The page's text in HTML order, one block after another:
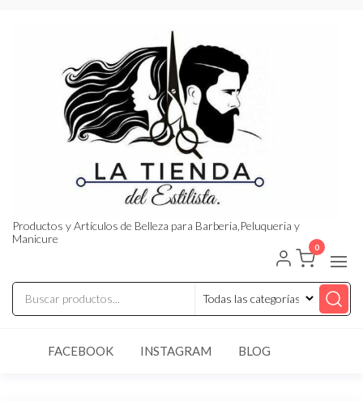
Productos y Artículos de Belleza para Barberia,Peluqueria y
Manicure
0
FACEBOOK INSTAGRAM BLOG